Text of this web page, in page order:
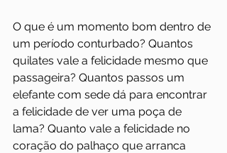
O que é um momento bom dentro de
um período conturbado? Quantos
quilates vale a felicidade mesmo que
passageira? Quantos passos um
elefante com sede dá para encontrar
a felicidade de ver uma poça de
lama? Quanto vale a felicidade no
coração do palhaço que arranca